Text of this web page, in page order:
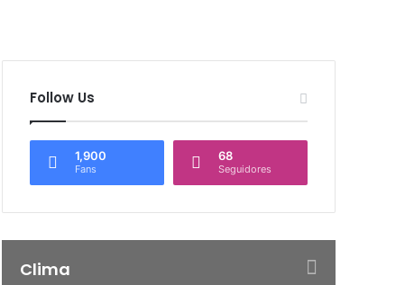
Follow Us
1,900
Fans
68
Seguidores
Clima